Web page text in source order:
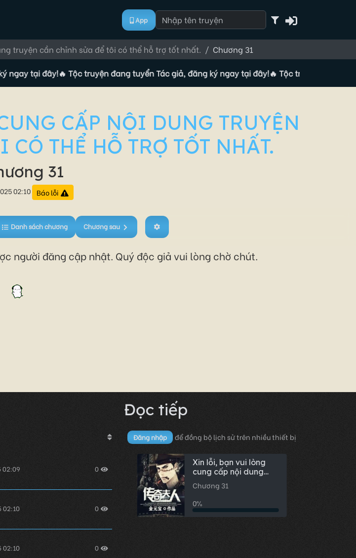
App
truyện cần chỉnh sửa để tôi có thể hỗ trợ tốt nhất. Chương 31
tại đây!🔥 Tộc truyện đang tuyển Tác giả, đăng ký ngay tại đây!🔥 Tộc truyện đang tuyển
CẤP NỘI DUNG TRUYỆN
THỂ HỖ TRỢ TỐT NHẤT.
31
02:10 Báo lỗi
Danh sách chương Chương sau
người đăng cập nhật. Quý độc giả vui lòng chờ chút.
02:09 0
02:10 0
02:10 0
Đọc tiếp
Đăng nhập để đồng bộ lịch sử trên nhiều thiết bị
Xin lỗi, bạn vui lòng
cung cấp nội dung
truyện cần chỉnh sửa
để tôi có thể hỗ trợ tốt
nhất.
Chương 31
0%